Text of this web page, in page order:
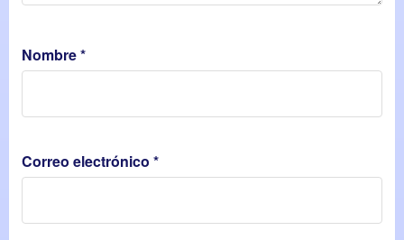
Nombre*
Correo electrónico *